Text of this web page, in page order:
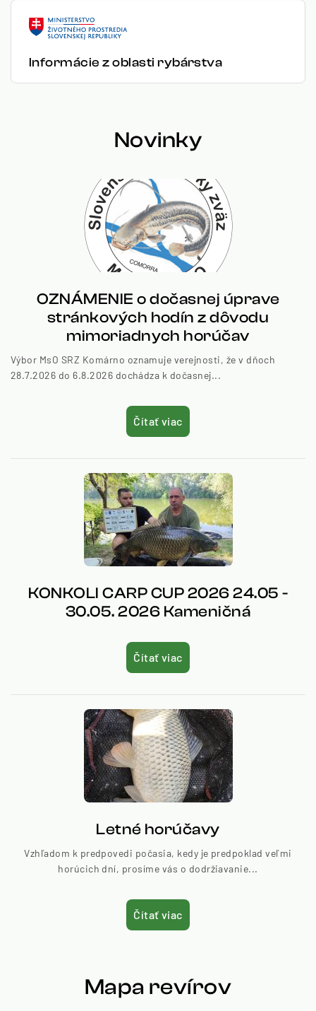
Novinky
OZNÁMENIE o dočasnej úprave
stránkových hodín z dôvodu
mimoriadnych horúčav
Výbor MsO SRZ Komárno oznamuje verejnosti, že v dňoch
28.7.2026 do 6.8.2026 dochádza k dočasnej...
Čítať viac
KONKOLI CARP CUP 2026 24.05 -
30.05. 2026 Kameničná
Čítať viac
Letné horúčavy
Vzhľadom k predpovedi počasia, kedy je predpoklad veľmi
horúcich dní, prosíme vás o dodržiavanie...
Čítať viac
Informácie z oblasti rybárstva
Mapa revírov